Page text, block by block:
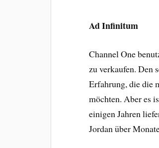
Ad Infinitum
Channel One
zu verkaufen. Den
Erfahrung, die die
möchten. Aber es
einigen Jahren
Jordan über